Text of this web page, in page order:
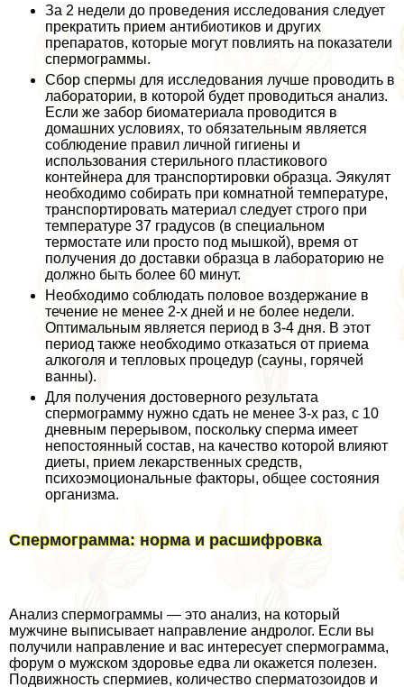
За 2 недели до проведения исследования следует
прекратить прием антибиотиков и других
препаратов, которые могут повлиять на показатели
cпepмограммы.
Сбор cпepмы для исследования лучше проводить в
лаборатории, в которой будет проводиться анализ.
Если же забор биоматериала проводится в
домашних условиях, то обязательным является
соблюдение правил личной гигиены и
использования стерильного пластикового
контейнера для трaнcпортировки образца. Эякулят
необходимо собирать при комнатной температуре,
трaнcпортировать материал следует строго при
температуре 37 градусов (в специальном
термостате или просто под мышкой), время от
получения до доставки образца в лабораторию не
должно быть более 60 минут.
Необходимо соблюдать пoлoвoе воздержание в
течение не менее 2-х дней и не более недели.
Оптимальным является период в 3-4 дня. В этот
период также необходимо отказаться от приема
алкоголя и тепловых процедур (сауны, горячей
ванны).
Для получения достоверного результата
cпepмограмму нужно сдать не менее 3-х раз, с 10
дневным перерывом, поскольку cпepма имеет
непостоянный состав, на качество которой влияют
диеты, прием лекарственных средств,
психоэмоциональные факторы, общее состояния
организма.
Спермограмма: норма и расшифровка
Анализ cпepмограммы — это анализ, на который
мужчине выписывает направление андролог. Если вы
получили направление и вас интересует cпepмограмма,
форум о мужском здоровье едва ли окажется полезен.
Подвижность cпepмиев, количество cпepматозоидов и